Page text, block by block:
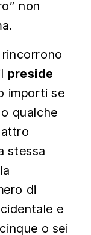
non
rincorrono
preside
importi se
qualche
stessa
di
e
o sei